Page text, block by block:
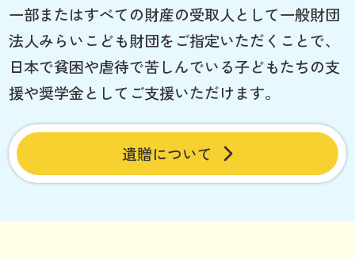
一部またはすべての財産の受取人として一般財団
法人みらいこども財団をご指定いただくことで、
日本で貧困や虐待で苦しんでいる子どもたちの支
援や奨学金としてご支援いただけます。
遺贈について